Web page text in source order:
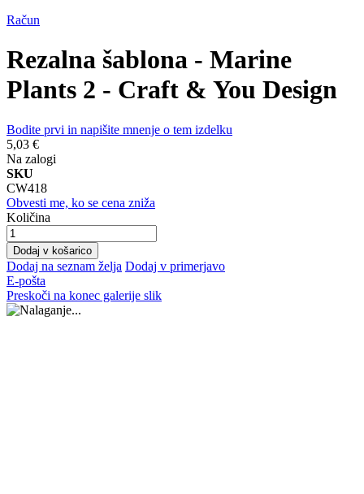
Račun
Rezalna šablona - Marine
Plants 2 - Craft & You Design
Bodite prvi in napišite mnenje o tem izdelku
5,03 €
Na zalogi
SKU
CW418
Obvesti me, ko se cena zniža
Količina
Dodaj v košarico
Dodaj na seznam želja Dodaj v primerjavo
E-pošta
Preskoči na konec galerije slik